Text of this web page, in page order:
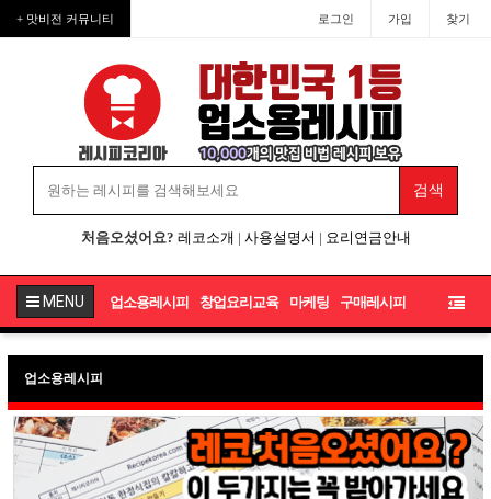
+ 맛비전 커뮤니티 로그인 가입 찾기
처음오셨어요? 레코소개 | 사용설명서 | 요리연금안내
MENU 업소용레시피 창업요리교육 마케팅 구매레시피
업소용레시피